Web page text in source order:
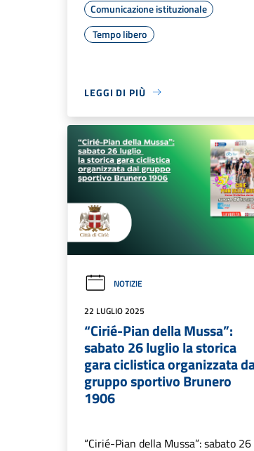
Comunicazione istituzionale
Tempo libero
LEGGI DI PIÙ
NOTIZIE
22 LUGLIO 2025
“Cirié-Pian della Mussa”:
sabato 26 luglio la storica
gara ciclistica organizzata
gruppo sportivo Brunero
1906
“Cirié-Pian della Mussa”: sabato 26